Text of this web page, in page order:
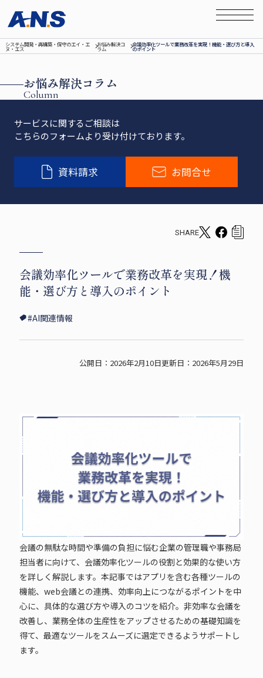
システム開発‧再構築‧保守のエイ‧エ
ヌ‧エス
お悩み解決コ
ラム
会議効率化ツールで業務改革を実現！機能・選び方と導入
のポイント
Column
お悩み解決コラム
サービスに関するご相談は
こちらのフォームより受け付けております。
資料請求 お問合せ
SHARE
T
i
r
e
F
c
o
r
会議効率化ツールで業務改革を実現！機
能・選び方と導入のポイント
#AI関連情報
公開日：2026年2月10日更新日：2026年5月29日
会議の無駄な時間や準備の負担に悩む企業の管理職や事務局
担当者に向けて、会議効率化ツールの役割と効果的な使い方
を詳しく解説します。本記事ではアプリを含む各種ツールの
機能、web会議との連携、効率向上につながるポイントを中
心に、具体的な選び方や導入のコツを紹介。非効率な会議を
改善し、業務全体の生産性をアップさせるための基礎知識を
得て、最適なツールをスムーズに選定できるようサポートし
ます。